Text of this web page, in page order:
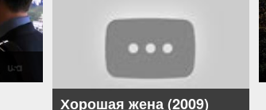
Хорошая жена (2009)